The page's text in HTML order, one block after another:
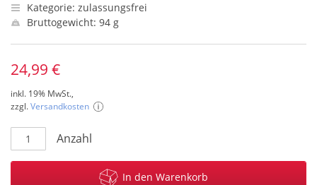
Kategorie: zulassungsfrei
Bruttogewicht: 94 g
24,99 €
inkl. 19% MwSt.,
zzgl.Versandkosten
Anzahl
In den Warenkorb